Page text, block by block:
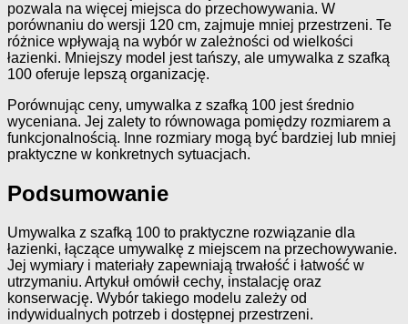
pozwala na więcej miejsca do przechowywania. W
porównaniu do wersji 120 cm, zajmuje mniej przestrzeni. Te
różnice wpływają na wybór w zależności od wielkości
łazienki. Mniejszy model jest tańszy, ale umywalka z szafką
100 oferuje lepszą organizację.
Porównując ceny, umywalka z szafką 100 jest średnio
wyceniana. Jej zalety to równowaga pomiędzy rozmiarem a
funkcjonalnością. Inne rozmiary mogą być bardziej lub mniej
praktyczne w konkretnych sytuacjach.
Podsumowanie
Umywalka z szafką 100 to praktyczne rozwiązanie dla
łazienki, łączące umywalkę z miejscem na przechowywanie.
Jej wymiary i materiały zapewniają trwałość i łatwość w
utrzymaniu. Artykuł omówił cechy, instalację oraz
konserwację. Wybór takiego modelu zależy od
indywidualnych potrzeb i dostępnej przestrzeni.